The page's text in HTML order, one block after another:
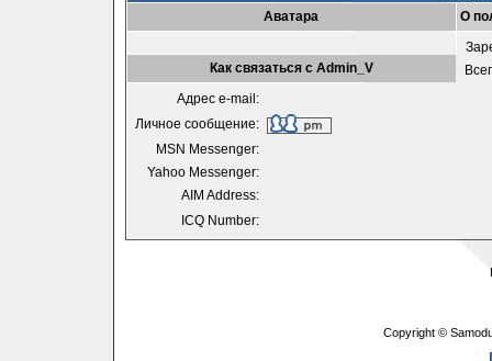
Аватара
О
Как связаться с Admin_V
Адрес e-mail:
Личное сообщение:
MSN Messenger:
Yahoo Messenger:
AIM Address:
ICQ Number:
Copyright ©